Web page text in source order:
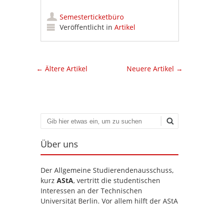
Semesterticketbüro
Veröffentlicht inArtikel
Artikel-Navigation
← Ältere Artikel Neuere Artikel →
Suchen
Über uns
Der Allgemeine Studierendenausschuss,
kurz AStA, vertritt die studentischen
Interessen an der Technischen
Universität Berlin. Vor allem hilft der AStA